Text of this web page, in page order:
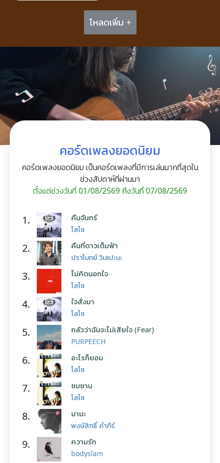
โหลดเพิ่ม +
คอร์ดเพลงยอดนิยม
คอร์ดเพลงยอดนิยม เป็นคอร์ดเพลงที่มีการเล่นมากที่สุดใน
ช่วงสัปดาห์ที่ผ่านมา
ตั้งแต่ช่วงวันที่ 01/08/2569 ถึงวันที่ 07/08/2569
1. คืนจันทร์
โลโซ
2. คืนที่ดาวเต็มฟ้า
ปราโมทย์ วิเลปะนะ
3. ไม่คิดนอกใจ
โลโซ
4. ใจสั่งมา
โลโซ
5. กลัวว่าฉันจะไม่เสียใจ (Fear)
PURPEECH
6. อะไรก็ยอม
โลโซ
7. ซมซาน
โลโซ
8. มานะ
พงษ์สิทธิ์ คำภีร์
9. ความรัก
bodyslam